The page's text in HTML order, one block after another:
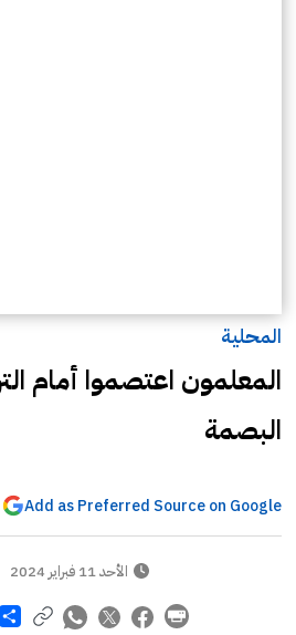
المحلية
المعلمون اعتصموا أمام
البصمة
Add as Preferred Source on Google
الأحد 11 فبراير 2024